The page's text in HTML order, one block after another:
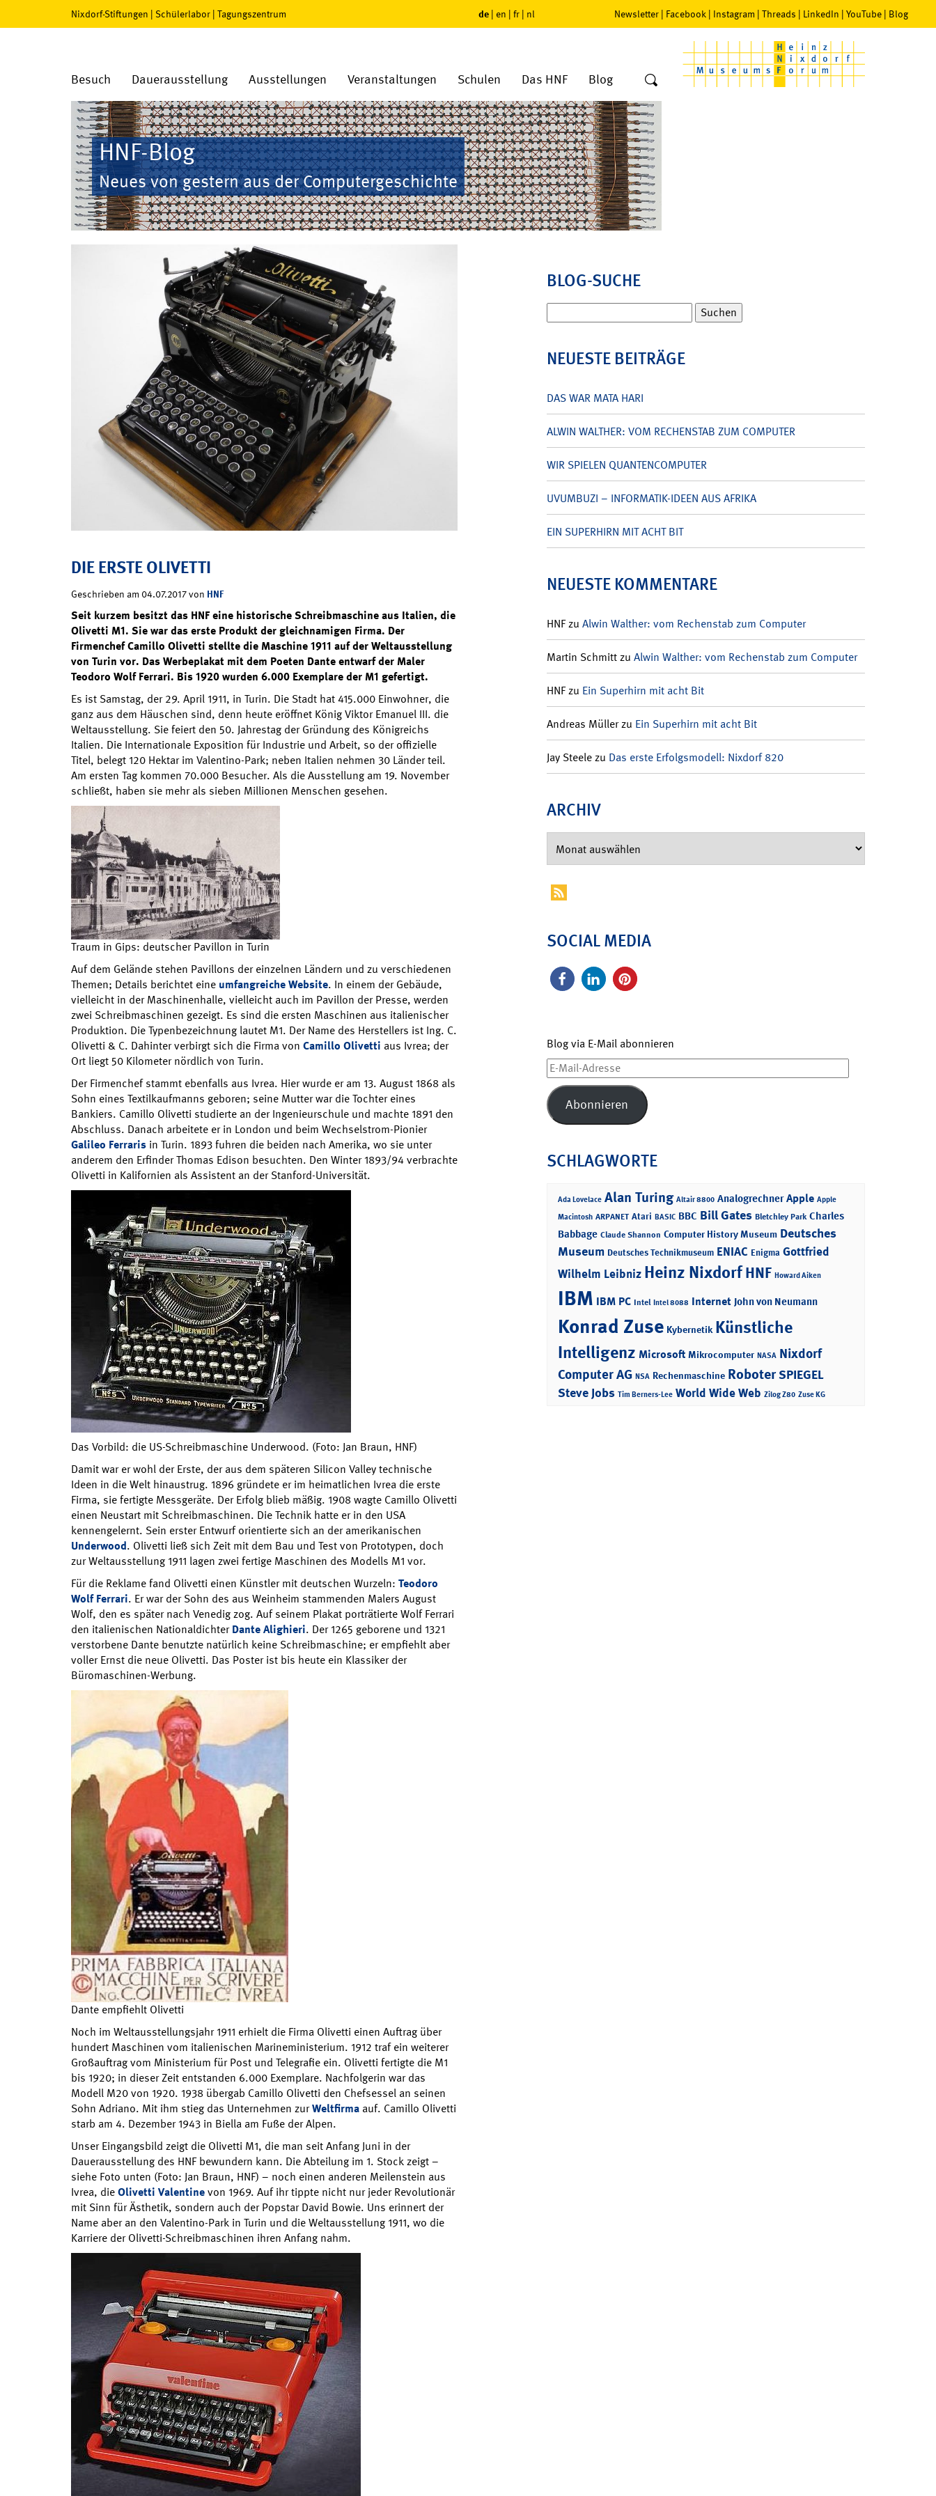
Nixdorf-Stiftungen | Schülerlabor | Tagungszentrum de | en | fr | nl Newsletter | Facebook | Instagram | Threads | LinkedIn | YouTube | Blog
Besuch Dauerausstellung Ausstellungen Veranstaltungen Schulen Das HNF Blog
HNF-Blog
Neues von gestern aus der Computergeschichte
DIE ERSTE OLIVETTI
Geschrieben am 04.07.2017 von HNF
Seit kurzem besitzt das HNF eine historische Schreibmaschine aus Italien, die
Olivetti M1. Sie war das erste Produkt der gleichnamigen Firma. Der
Firmenchef Camillo Olivetti stellte die Maschine 1911 auf der Weltausstellung
von Turin vor. Das Werbeplakat mit dem Poeten Dante entwarf der Maler
Teodoro Wolf Ferrari. Bis 1920 wurden 6.000 Exemplare der M1 gefertigt.
Es ist Samstag, der 29. April 1911, in Turin. Die Stadt hat 415.000 Einwohner, die
ganz aus dem Häuschen sind, denn heute eröffnet König Viktor Emanuel III. die
Weltausstellung. Sie feiert den 50. Jahrestag der Gründung des Königreichs
Italien. Die Internationale Exposition für Industrie und Arbeit, so der offizielle
Titel, belegt 120 Hektar im Valentino-Park; neben Italien nehmen 30 Länder teil.
Am ersten Tag kommen 70.000 Besucher. Als die Ausstellung am 19. November
schließt, haben sie mehr als sieben Millionen Menschen gesehen.
Traum in Gips: deutscher Pavillon in Turin
Auf dem Gelände stehen Pavillons der einzelnen Ländern und zu verschiedenen
Themen; Details berichtet eine umfangreiche Website. In einem der Gebäude,
vielleicht in der Maschinenhalle, vielleicht auch im Pavillon der Presse, werden
zwei Schreibmaschinen gezeigt. Es sind die ersten Maschinen aus italienischer
Produktion. Die Typenbezeichnung lautet M1. Der Name des Herstellers ist Ing. C.
Olivetti & C. Dahinter verbirgt sich die Firma von Camillo Olivetti aus Ivrea; der
Ort liegt 50 Kilometer nördlich von Turin.
Der Firmenchef stammt ebenfalls aus Ivrea. Hier wurde er am 13. August 1868 als
Sohn eines Textilkaufmanns geboren; seine Mutter war die Tochter eines
Bankiers. Camillo Olivetti studierte an der Ingenieurschule und machte 1891 den
Abschluss. Danach arbeitete er in London und beim Wechselstrom-Pionier
Galileo Ferraris in Turin. 1893 fuhren die beiden nach Amerika, wo sie unter
anderem den Erfinder Thomas Edison besuchten. Den Winter 1893/94 verbrachte
Olivetti in Kalifornien als Assistent an der Stanford-Universität.
Das Vorbild: die US-Schreibmaschine Underwood. (Foto: Jan Braun, HNF)
Damit war er wohl der Erste, der aus dem späteren Silicon Valley technische
Ideen in die Welt hinaustrug. 1896 gründete er im heimatlichen Ivrea die erste
Firma, sie fertigte Messgeräte. Der Erfolg blieb mäßig. 1908 wagte Camillo Olivetti
einen Neustart mit Schreibmaschinen. Die Technik hatte er in den USA
kennengelernt. Sein erster Entwurf orientierte sich an der amerikanischen
Underwood. Olivetti ließ sich Zeit mit dem Bau und Test von Prototypen, doch
zur Weltausstellung 1911 lagen zwei fertige Maschinen des Modells M1 vor.
Für die Reklame fand Olivetti einen Künstler mit deutschen Wurzeln: Teodoro
Wolf Ferrari. Er war der Sohn des aus Weinheim stammenden Malers August
Wolf, den es später nach Venedig zog. Auf seinem Plakat porträtierte Wolf Ferrari
den italienischen NationaldichterDante Alighieri. Der 1265 geborene und 1321
verstorbene Dante benutzte natürlich keine Schreibmaschine; er empfiehlt aber
voller Ernst die neue Olivetti. Das Poster ist bis heute ein Klassiker der
Büromaschinen-Werbung.
Dante empfiehlt Olivetti
Noch im Weltausstellungsjahr 1911 erhielt die Firma Olivetti einen Auftrag über
hundert Maschinen vom italienischen Marineministerium. 1912 traf ein weiterer
Großauftrag vom Ministerium für Post und Telegrafie ein. Olivetti fertigte die M1
bis 1920; in dieser Zeit entstanden 6.000 Exemplare. Nachfolgerin war das
Modell M20 von 1920. 1938 übergab Camillo Olivetti den Chefsessel an seinen
Sohn Adriano. Mit ihm stieg das Unternehmen zurWeltfirma auf. Camillo Olivetti
starb am 4. Dezember 1943 in Biella am Fuße der Alpen.
Unser Eingangsbild zeigt die Olivetti M1, die man seit Anfang Juni in der
Dauerausstellung des HNF bewundern kann. Die Abteilung im 1. Stock zeigt –
siehe Foto unten (Foto: Jan Braun, HNF) – noch einen anderen Meilenstein aus
Ivrea, dieOlivetti Valentinevon 1969. Auf ihr tippte nicht nur jeder Revolutionär
mit Sinn für Ästhetik, sondern auch der Popstar David Bowie. Uns erinnert der
Name aber an den Valentino-Park in Turin und die Weltausstellung 1911, wo die
Karriere der Olivetti-Schreibmaschinen ihren Anfang nahm.
BLOG-SUCHE
nach:
NEUESTE BEITRÄGE
DAS WAR MATA HARI
ALWIN WALTHER: VOM RECHENSTAB ZUM COMPUTER
WIR SPIELEN QUANTENCOMPUTER
UVUMBUZI – INFORMATIK-IDEEN AUS AFRIKA
EIN SUPERHIRN MIT ACHT BIT
NEUESTE KOMMENTARE
HNFzu Alwin Walther: vom Rechenstab zum Computer
Martin Schmittzu Alwin Walther: vom Rechenstab zum Computer
HNFzu Ein Superhirn mit acht Bit
Andreas Müllerzu Ein Superhirn mit acht Bit
Jay Steelezu Das erste Erfolgsmodell: Nixdorf 820
ARCHIV
SOCIAL MEDIA
Blog via E-Mail abonnieren
E-
Mail-
Adresse
Abonnieren
SCHLAGWORTE
Ada Lovelace Alan Turing Altair 8800 Analogrechner Apple Apple
Macintosh ARPANET Atari BASIC BBC Bill Gates Bletchley Park Charles
Babbage Claude Shannon Computer History Museum Deutsches
Museum Deutsches Technikmuseum ENIAC Enigma Gottfried
Wilhelm Leibniz Heinz NixdorfHNF Howard Aiken
IBM IBM PC Intel Intel 8088 Internet John von Neumann
Konrad Zuse Kybernetik Künstliche
Intelligenz Microsoft Mikrocomputer NASA Nixdorf
Computer AG NSA Rechenmaschine RoboterSPIEGEL
Steve Jobs Tim Berners-Lee World Wide Web Zilog Z80 Zuse KG